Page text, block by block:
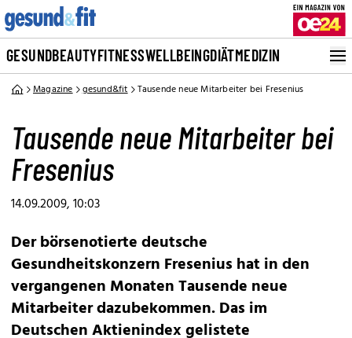
GESUNDBEAUTYFITNESSWELLBEINGDIÄTMEDIZIN
Magazine gesund&fit Tausende neue Mitarbeiter bei Fresenius
Tausende neue Mitarbeiter bei
Fresenius
14.09.2009, 10:03
Der börsenotierte deutsche
Gesundheitskonzern Fresenius hat in den
vergangenen Monaten Tausende neue
Mitarbeiter dazubekommen. Das im
Deutschen Aktienindex gelistete